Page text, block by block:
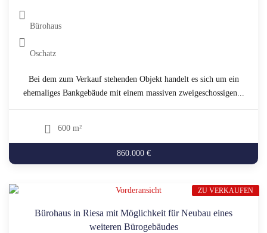
Bürohaus
Oschatz
Bei dem zum Verkauf stehenden Objekt handelt es sich um ein
ehemaliges Bankgebäude mit einem massiven zweigeschossigen...
600 m²
860.000 €
Bürohaus in Riesa mit Möglichkeit für Neubau eines
weiteren Bürogebäudes
ZU VERKAUFEN